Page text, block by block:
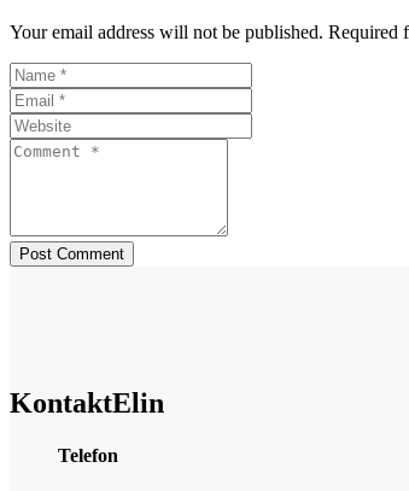
Your email address will not be published. Required
KontaktElin
Telefon